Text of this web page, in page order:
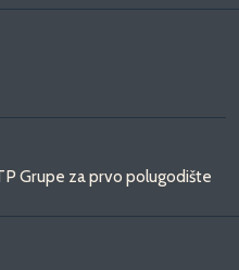
Grupe za prvo polugodište